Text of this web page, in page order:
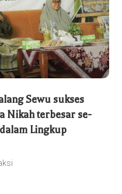
Sewu sukses
Nikah terbesar se-
Lingkup